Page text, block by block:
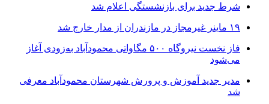
شرط جدید برای بازنشستگی اعلام شد
۱۹ ماینر غیرمجاز در مازندران از مدار خارج شد
فاز نخست نیروگاه ۵۰۰ مگاواتی محمودآباد به‌زودی آغاز
می‌شود
مدیر جدید آموزش و پرورش شهرستان محمودآباد معرفی
شد